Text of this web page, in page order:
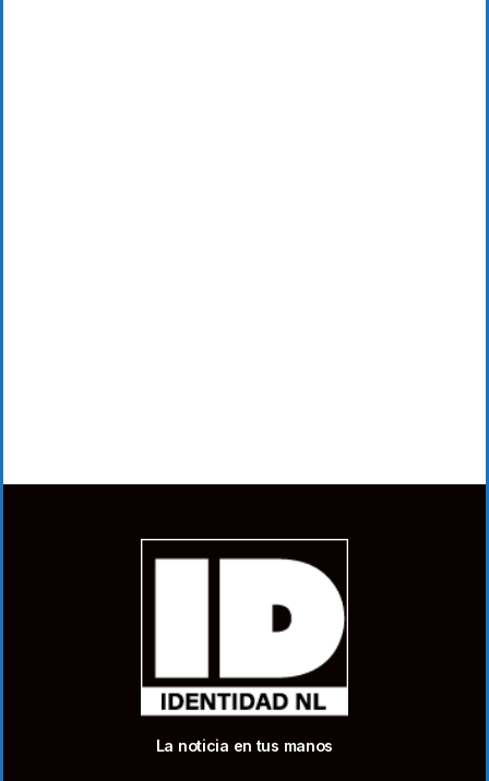
La noticia en tus manos